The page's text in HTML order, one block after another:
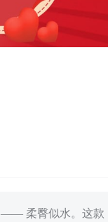
—— 柔臀似水。这款